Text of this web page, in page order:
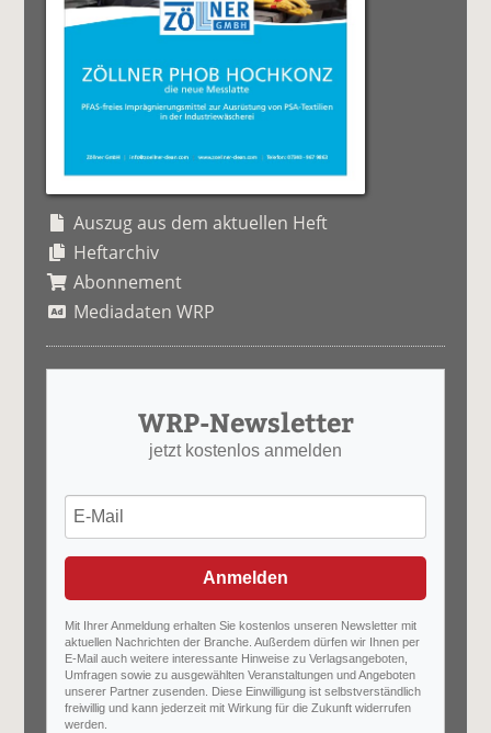
Auszug aus dem aktuellen Heft
Heftarchiv
Abonnement
Mediadaten WRP
WRP-Newsletter
jetzt kostenlos anmelden
Anmelden
Mit Ihrer Anmeldung erhalten Sie kostenlos unseren Newsletter mit
aktuellen Nachrichten der Branche. Außerdem dürfen wir Ihnen per
E-Mail auch weitere interessante Hinweise zu Verlagsangeboten,
Umfragen sowie zu ausgewählten Veranstaltungen und Angeboten
unserer Partner zusenden. Diese Einwilligung ist selbstverständlich
freiwillig und kann jederzeit mit Wirkung für die Zukunft widerrufen
werden.